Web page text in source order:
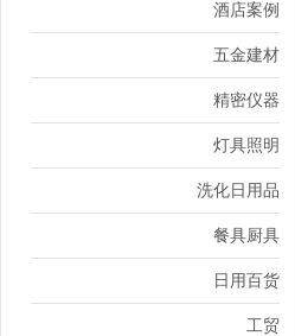
酒店案例
五金建材
精密仪器
灯具照明
洗化日用品
餐具厨具
日用百货
工贸